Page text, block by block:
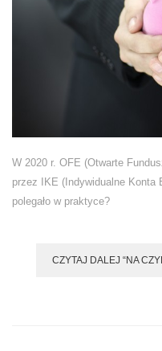
W 2020 r. OFE (Otwarte
przez IKE (Indywidualne Konta
polegało w praktyce?
CZYTAJ DALEJ “NA